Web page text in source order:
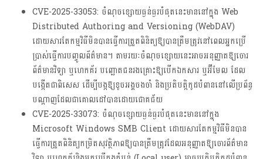
CVE-2025-33053: ចំណុចខ្សោយធ្ងន់ធ្ងរបំផុតនេះមាននៅក្នុង Web
Distributed Authoring and Versioning (WebDAV)
ដោយសារតែកម្មវិធីមិនបានធ្វើការត្រួតពិនិត្យឱ្យបានត្រឹមត្រូវនៅពេលអ្នកប្រើ
ប្រាស់ធ្វើការបញ្ចូលព័ត៌មាន។ តាមរយៈចំណុចខ្សោយនេះអាចអនុញ្ញាតឱ្យចោរ
ព័ត៌មានវិទ្យា ឬហេកគ័រ បញ្ឆោតជនរងគ្រោះឱ្យបើកឯកសារ ឬអ៊ីមែល ដែល
បង្កើតជាពិសេស ដើម្បីបង្កឱ្យខូចអង្គចងចាំ និងប្រតិបត្តិកូដបំពាននៅលើប្រព័ន្ធ
បណ្តាញដែលជាគោលដៅបានដោយជោគជ័យ
CVE-2025-33073: ចំណុចខ្សោយធ្ងន់ធ្ងរបំផុតនេះមាននៅក្នុង
Microsoft Windows SMB Client ដោយសារតែកម្មវិធីមិនបាន
ធ្វើការត្រួតពិនិត្យកម្រិតសុវត្ថិភាពឱ្យបានត្រឹមត្រូវដែលអនុញ្ញាតឱ្យចោរព័ត៌មាន